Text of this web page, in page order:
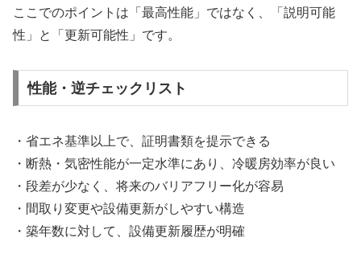
ここでのポイントは「最高性能」ではなく、「説明可能
性」と「更新可能性」です。
性能・逆チェックリスト
・省エネ基準以上で、証明書類を提示できる
・断熱・気密性能が一定水準にあり、冷暖房効率が良い
・段差が少なく、将来のバリアフリー化が容易
・間取り変更や設備更新がしやすい構造
・築年数に対して、設備更新履歴が明確